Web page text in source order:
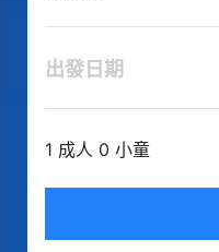
出發日期
1 成人 0 小童